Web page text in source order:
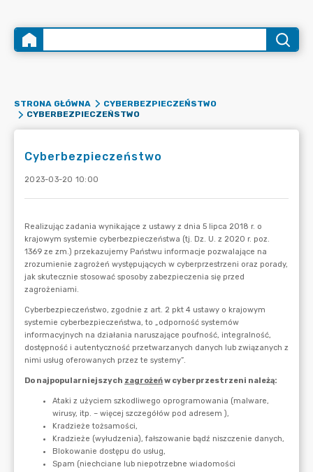
STRONA GŁÓWNA
CYBERBEZPIECZEŃSTWO
CYBERBEZPIECZEŃSTWO
Cyberbezpieczeństwo
2023-03-20 10:00